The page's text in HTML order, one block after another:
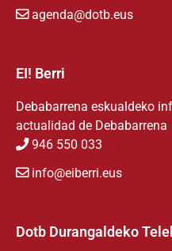
agenda@dotb.eus
EI! Berri
Debabarrena eskualdeko
actualidad de Debabarrena
946 550 033
info@eiberri.eus
Dotb Durangaldeko